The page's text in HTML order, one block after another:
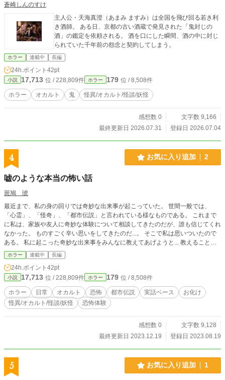
蒼崎しんのすけ
主人公・天海真澄（あまみ ますみ）は全国を飛び回る若き利
き酒師。 ある日、京都の古い酒蔵で発見された「鬼封じの
酒」の鑑定を依頼される。 酒を口にした瞬間、酒の中に封じ
られていた千年前の怨念と契約してしまう。
ホラー 連載中 長編
24h.ポイント 42pt
小説 17,713 位 / 228,809件 ホラー 179 位 / 8,508件
ホラー オカルト 鬼 怪異/オカルト/怪談/妖怪
感想数 0
文字数 9,166
最終更新日 2026.07.31
登録日 2026.07.04
4 お気に入り追加 2
嘘のような本当の怖い話
斑鳩 琥
最近まで、私の身の回りでは奇妙な出来事が起こっていた。 世間一般では、
「心霊」、「怪奇」、「都市伝説」と言われている様なものである。 これまで
に私は、家族や友人に奇妙な体験について相談してきたのだが、誰も信じてくれ
なかった。 ものすごく辛い思いをしてきたのだ...。 そこで私は思いついたので
ある。 私に起こった奇妙な出来事をみんなに教えてあげようと... 教えることに
よってどのような事が起こるかわからない......。 自分の身に何が起きてもいい人
は是非とも読んでみてくれ。 読むことで少しでも私の気持ちを理解してくれれ
ば嬉しい。 そう.....。私の苦しんだこの気持ちを....。
ホラー 連載中 長編
24h.ポイント 42pt
小説 17,713 位 / 228,809件 ホラー 179 位 / 8,508件
ホラー 日常 オカルト 恐怖 都市伝説 実話ベース
お化け
怪異/オカルト/怪談/妖怪
恐怖体験
感想数 0
文字数 9,128
最終更新日 2023.12.19
登録日 2023.08.19
5 お気に入り追加 1